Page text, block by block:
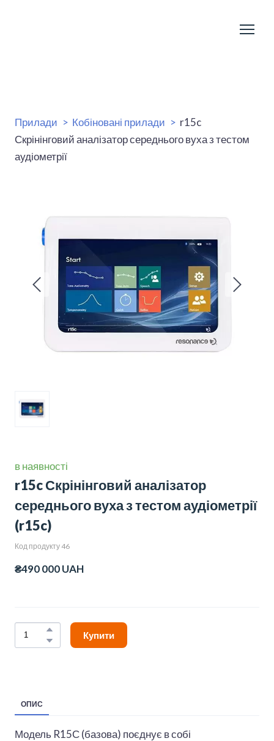
Прилади Кобіновані прилади
r15c
Скрінінговий аналізатор середнього вуха з тестом
аудіометрії
в наявності
r15c Скрінінговий аналізатор
середнього вуха з тестом аудіометрії
(r15c)
Код продукту 46
₴490 000 UAH
Купити
ОПИС
Модель R15С (базова) поєднує в собі